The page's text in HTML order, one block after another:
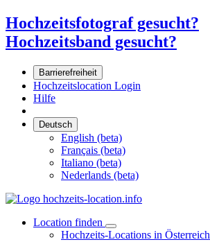
Hochzeitsfotograf gesucht?
Hochzeitsband gesucht?
Barrierefreiheit
Hochzeitslocation Login
Hilfe
Deutsch
English (beta)
Français (beta)
Italiano (beta)
Nederlands (beta)
Location finden
Hochzeits-Locations in Österreich